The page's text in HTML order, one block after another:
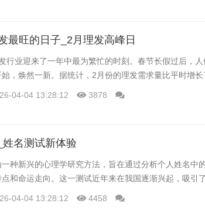
最旺的日子_2月理发高峰日
行业迎来了一年中最为繁忙的时刻。春节长假过后，
，焕然一新。据统计，2月份的理发需求量比平时增
04-04 13:28:12 3878
名测试新体验
种新兴的心理学研究方法，旨在通过分析个人姓名中
和命运走向。这一测试近年来在我国逐渐兴起，吸引
04-04 13:28:12 4458